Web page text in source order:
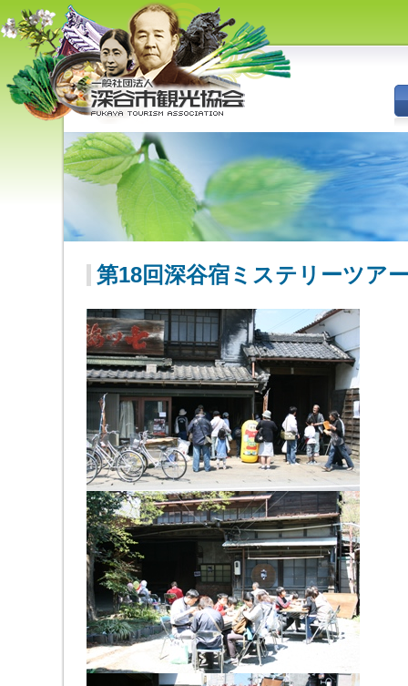
（旧深谷市・岡部町・花園町・
川本町）の観光情報
第18回深谷宿ミステリーツア